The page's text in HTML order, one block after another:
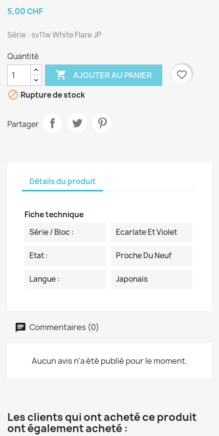
5,00 CHF
Série : sv11w White Flare JP
Quantité
 AJOUTER AU PANIER
favorite_border
 Rupture de stock
Partager
Détails du produit
Fiche technique
Série / Bloc :
Ecarlate Et Violet
Etat : Proche Du Neuf
Langue : Japonais
Commentaires (0)
Aucun avis n'a été publié pour le moment.
Les clients qui ont acheté ce produit
ont également acheté :